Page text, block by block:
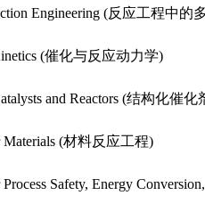
Engineering (反应工程中的
(催化与反应动力学)
and Reactors (结构化催
Materials (材料反应工程)
Process Safety, Energy